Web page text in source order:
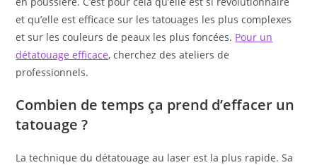
et qu’elle est efficace sur les tatouages les plus complexes
et sur les couleurs de peaux les plus foncées. Pour un
détatouage efficace, cherchez des ateliers de
professionnels.
Combien de temps ça prend d’effacer un
tatouage ?
La technique du détatouage au laser est la plus rapide. Sa